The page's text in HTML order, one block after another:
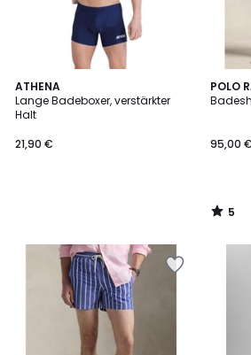
ATHENA
Lange Badeboxer, verstärkter
Halt
21,90 €
POLO
95,00 €
5
/
6
Farben
5
/